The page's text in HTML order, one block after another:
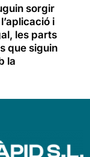
sorgir
i
les parts
que siguin
la